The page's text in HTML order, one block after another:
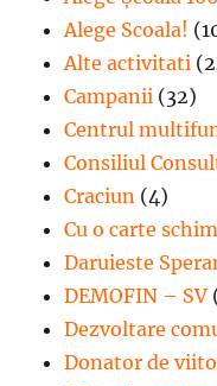
Alege Scoala!
Alte activitati
Campanii (32)
Centrul
Consiliul
Craciun (4)
Cu o carte
Daruieste
DEMOFIN – SV
Dezvoltare
Donator de